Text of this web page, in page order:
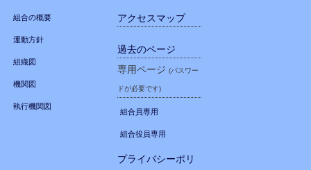
組合の概要
運動方針
組織図
機関図
執行機関図
アクセスマップ
過去のページ
専用ページ(パスワー
ドが必要です)
組合員専用
組合役員専用
プライバシーポリ